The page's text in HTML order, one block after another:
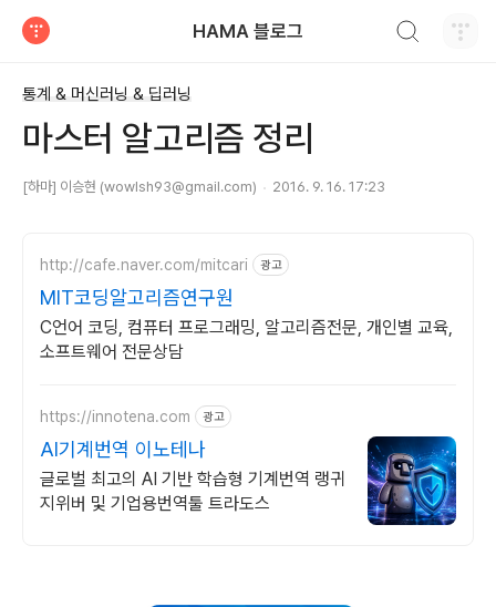
HAMA 블로그
통계 & 머신러닝 & 딥러닝
마스터 알고리즘 정리
[하마] 이승현 (wowlsh93@gmail.com) 2016. 9. 16. 17:23
http://cafe.naver.com/mitcari 광고
MIT코딩알고리즘연구원
C언어 코딩, 컴퓨터 프로그래밍, 알고리즘전문, 개인별 교육,
소프트웨어 전문상담
https://innotena.com 광고
AI기계번역 이노테나
글로벌 최고의 AI 기반 학습형 기계번역 랭귀
지위버 및 기업용번역툴 트라도스